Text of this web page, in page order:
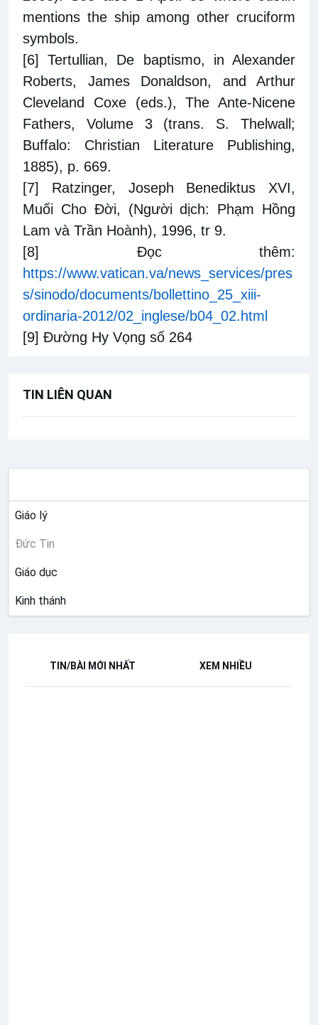
mentions the ship among other cruciform
symbols.
[6]
Tertullian, De baptismo, in Alexander
Roberts, James Donaldson, and Arthur
Cleveland Coxe (eds.), The Ante-Nicene
Fathers, Volume 3 (trans. S. Thelwall;
Buffalo: Christian Literature Publishing,
1885), p. 669.
[7]
Ratzinger, Joseph Benediktus XVI,
Muối Cho Đời, (Người dịch: Phạm Hồng
Lam và Trần Hoành), 1996, tr 9.
[8]
Đọc thêm:
https://www.vatican.va/news_services/pres
s/sinodo/documents/bollettino_25_xiii-
ordinaria-2012/02_inglese/b04_02.html
[9] Đường Hy Vọng số 264
TIN LIÊN QUAN
Giáo lý
Đức Tin
Giáo dục
Kinh thánh
TIN/BÀI MỚI NHẤT XEM NHIỀU